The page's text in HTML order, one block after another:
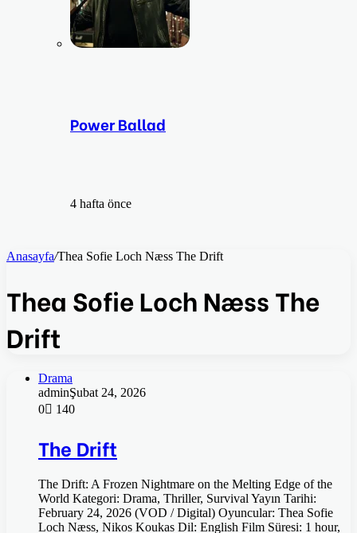
Power Ballad
4 hafta önce
Anasayfa/Thea Sofie Loch Næss The Drift
Thea Sofie Loch Næss The
Drift
Drama
adminŞubat 24, 2026
0
140
The Drift
The Drift: A Frozen Nightmare on the Melting Edge of the
World Kategori: Drama, Thriller, Survival Yayın Tarihi:
February 24, 2026 (VOD / Digital) Oyuncular: Thea Sofie
Loch Næss, Nikos Koukas Dil: English Film Süresi: 1 hour,